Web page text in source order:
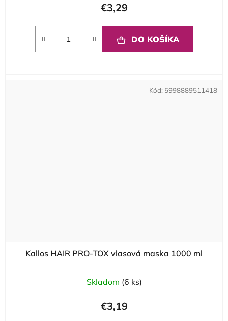
€3,29
DO KOŠÍKA
Kallos HAIR PRO-TOX vlasová maska 1000 ml
Skladom (6 ks)
€3,19
Kód: 5998889511418